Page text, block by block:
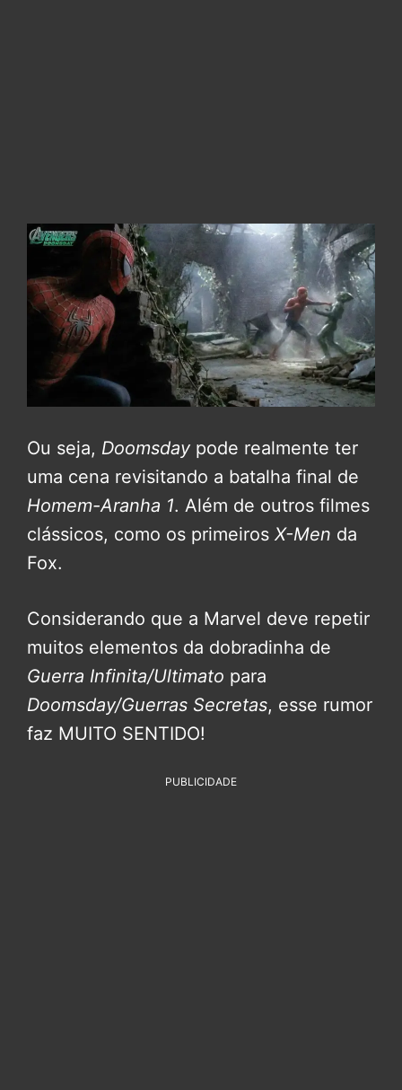
Ou seja, Doomsday pode realmente ter
uma cena revisitando a batalha final de
Homem-Aranha 1. Além de outros filmes
clássicos, como os primeiros X-Men da
Fox.
Considerando que a Marvel deve repetir
muitos elementos da dobradinha de
Guerra Infinita/Ultimato para
Doomsday/Guerras Secretas, esse rumor
faz MUITO SENTIDO!
PUBLICIDADE